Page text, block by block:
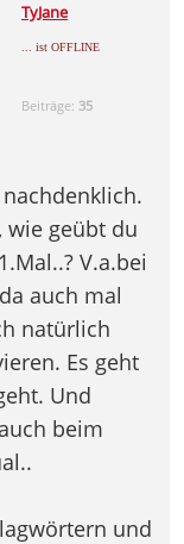
TyJane
... ist OFFLINE
Beiträge: 35
geübt du
V.a.bei
auch mal
natürlich
Es geht
Und
beim
und